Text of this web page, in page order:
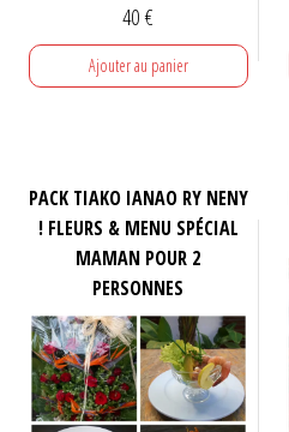
40€
Ajouter au panier
PACK TIAKO IANAO RY NENY
! FLEURS & MENU SPÉCIAL
MAMAN POUR 2
PERSONNES